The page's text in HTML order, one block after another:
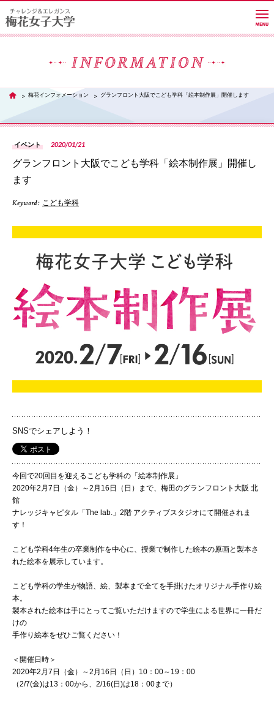
学部・学科・大学院
教員紹介サイト
キャンパスライフ
進路・就職
国際交流
入試情報
交通アクセス
代表
072-643-6221
入試広報部
072-643-6566
TOP 梅花インフォメーション グランフロント大阪でこども学科「絵本制作展」開催します
イベント 2020/01/21
グランフロント大阪でこども学科「絵本制作展」開催し
ます
Keyword : こども学科
SNSでシェアしよう！
今回で20回目を迎えるこども学科の「絵本制作展」
2020年2月7日（金）～2月16日（日）まで、梅田のグランフロント大阪 北
館
ナレッジキャピタル「The lab.」2階 アクティブスタジオにて開催されま
す！
こども学科4年生の卒業制作を中心に、授業で制作した絵本の原画と製本さ
れた絵本を展示しています。
こども学科の学生が物語、絵、製本まで全てを手掛けたオリジナル手作り絵
本。
製本された絵本は手にとってご覧いただけますので学生による世界に一冊だ
けの
手作り絵本をぜひご覧ください！
＜開催日時＞
2020年2月7日（金）～2月16日（日）10：00～19：00
（2/7(金)は13：00から、2/16(日)は18：00まで）